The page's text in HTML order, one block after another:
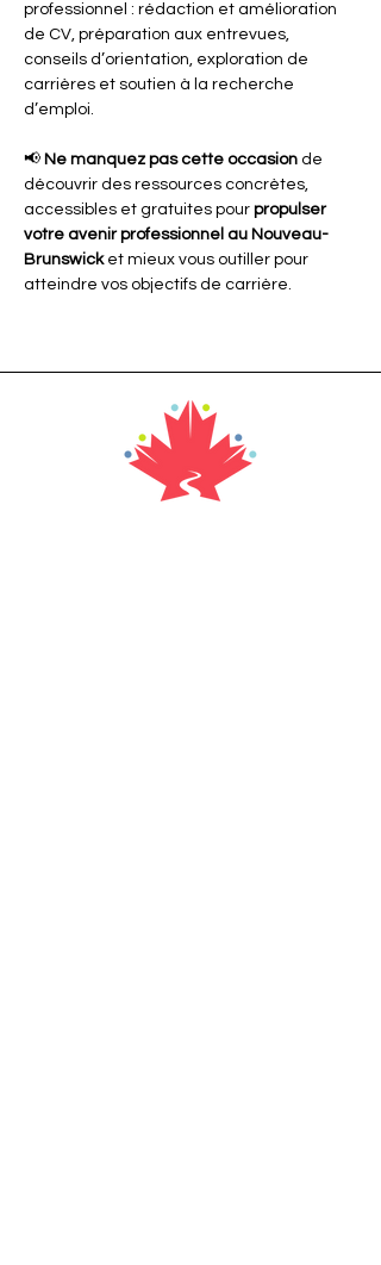
professionnel : rédaction et amélioration
de CV, préparation aux entrevues,
conseils d’orientation, exploration de
carrières et soutien à la recherche
d’emploi.
📢 Ne manquez pas cette occasion de
découvrir des ressources concrètes,
accessibles et gratuites pour propulser
votre avenir professionnel au Nouveau-
Brunswick et mieux vous outiller pour
atteindre vos objectifs de carrière.